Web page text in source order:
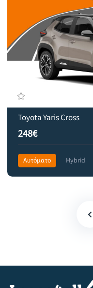
Toyota Yaris Cross
248€
Αυτόματο Hybrid